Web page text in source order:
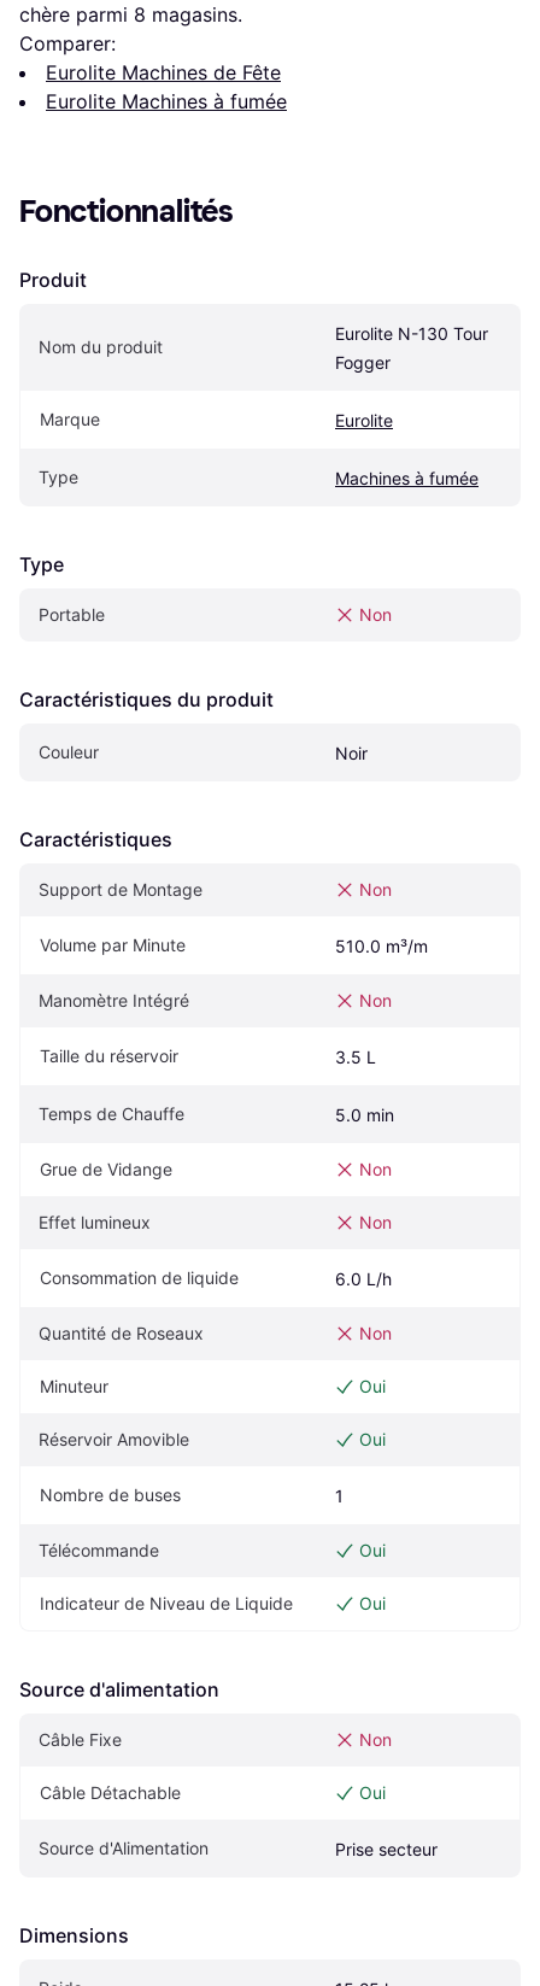
chère parmi 8 magasins.
Comparer:
Eurolite Machines de Fête
Eurolite Machines à fumée
Fonctionnalités
Produit
Nom du produit
Eurolite N-130 Tour
Fogger
Marque Eurolite
Type Machines à fumée
Type
Portable Non
Caractéristiques du produit
Couleur Noir
Caractéristiques
Support de Montage Non
Volume par Minute 510.0 m³/m
Manomètre Intégré Non
Taille du réservoir 3.5 L
Temps de Chauffe 5.0 min
Grue de Vidange Non
Effet lumineux Non
Consommation de liquide 6.0 L/h
Quantité de Roseaux Non
Minuteur Oui
Réservoir Amovible Oui
Nombre de buses 1
Télécommande Oui
Indicateur de Niveau de Liquide Oui
Source d'alimentation
Câble Fixe Non
Câble Détachable Oui
Source d'Alimentation Prise secteur
Dimensions